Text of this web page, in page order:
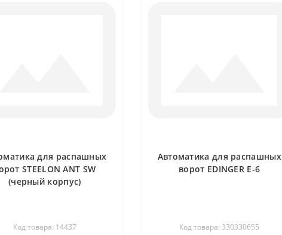
для распашных
STEELON ANT SW
(черный корпус)
Код товара: 14437
Автоматика для распашных
ворот EDINGER E-6
Код товара: 330330655